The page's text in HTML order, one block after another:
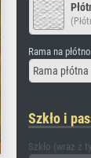
Rama na płótno
Rama
Szkło i
Szkło (wraz z